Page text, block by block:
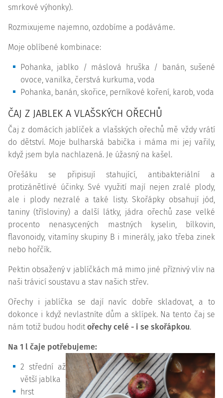
smrkové výhonky).
Rozmixujeme najemno, ozdobíme a podáváme.
Moje oblíbené kombinace:
Pohanka, jablko / máslová hruška / banán, sušené
ovoce, vanilka, čerstvá kurkuma, voda
Pohanka, banán, skořice, perníkové koření, karob, voda
ČAJ Z JABLEK A VLAŠSKÝCH OŘECHŮ
Čaj z domácích jablíček a vlašských ořechů mě vždy vrátí
do dětství. Moje bulharská babička i máma mi jej vařily,
když jsem byla nachlazená. Je úžasný na kašel.
Ořešáku se připisují stahující, antibakteriální a
protizánětlivé účinky. Své využití mají nejen zralé plody,
ale i plody nezralé a také listy. Skořápky obsahují jód,
taniny (třísloviny) a další látky, jádra ořechů zase velké
procento nenasycených mastných kyselin, bílkovin,
flavonoidy, vitamíny skupiny B i minerály, jako třeba zinek
nebo hořčík.
Pektin obsažený v jablíčkách má mimo jiné příznivý vliv na
naši trávicí soustavu a stav našich střev.
Ořechy i jablíčka se dají navíc dobře skladovat, a to
dokonce i když nevlastníte dům a sklípek. Na tento čaj se
nám totiž budou hoditořechy celé - i se skořápkou.
Na 1 l čaje potřebujeme:
2 střední až
větší jablka
hrst